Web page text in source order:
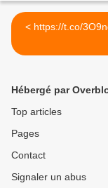
< https://t.co/
Hébergé par
Top articles
Pages
Contact
Signaler un abus